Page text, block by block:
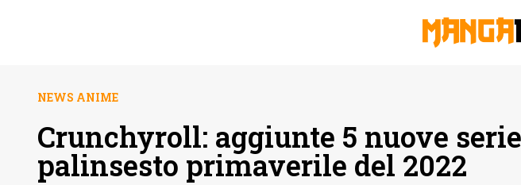
NEWS ANIME
Crunchyroll: aggiunte 5 nuove
palinsesto primaverile del 2022